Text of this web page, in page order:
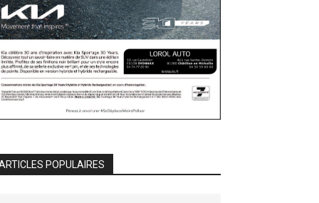
POPULAIRES